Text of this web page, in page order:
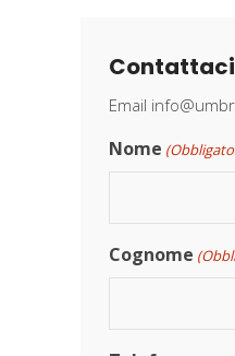
Contattaci
Email
Nome
Cognome